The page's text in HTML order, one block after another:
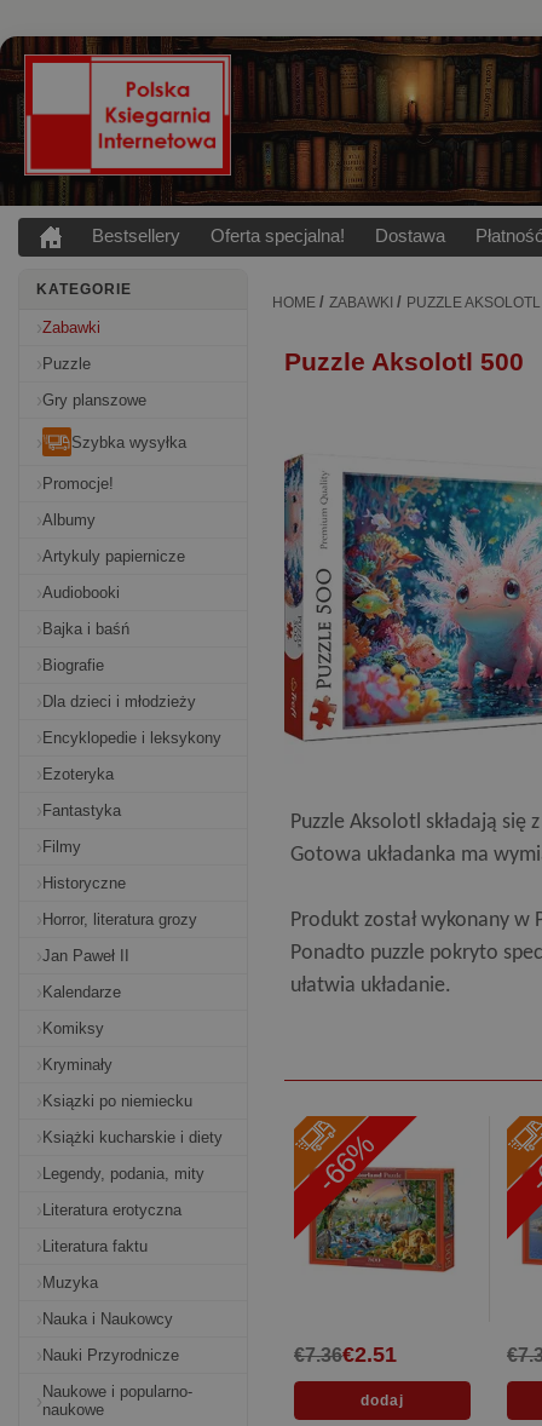
Bestsellery Oferta specjalna! Dostawa
KATEGORIE
Zabawki
Puzzle
Gry planszowe
Szybka wysyłka
Promocje!
Albumy
Artykuly papiernicze
Audiobooki
Bajka i baśń
Biografie
Dla dzieci i młodzieży
Encyklopedie i leksykony
Ezoteryka
Fantastyka
Filmy
Historyczne
Horror, literatura grozy
Jan Paweł II
Kalendarze
Komiksy
Kryminały
Ksiązki po niemiecku
Książki kucharskie i diety
Legendy, podania, mity
Literatura erotyczna
Literatura faktu
Muzyka
Nauka i Naukowcy
Nauki Przyrodnicze
Naukowe i popularno-
naukowe
HOME / ZABAWKI / PUZZLE
Puzzle Aksolotl 500
Puzzle Aksolotl składają
Gotowa układanka ma
Produkt został wykonany w
Ponadto puzzle pokryto
ułatwia układanie.
-66%
€2.51
€7.36